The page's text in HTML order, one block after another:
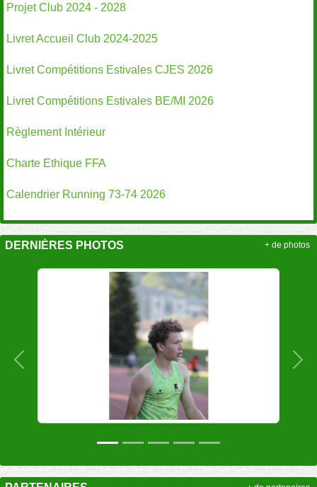
Projet Club 2024 - 2028
Livret Accueil Club 2024-2025
Livret Compétitions Estivales CJES 2026
Livret Compétitions Estivales BE/MI 2026
Règlement Intérieur
Charte Ethique FFA
Calendrier Running 73-74 2026
DERNIÈRES PHOTOS
Précedent
+ de photos